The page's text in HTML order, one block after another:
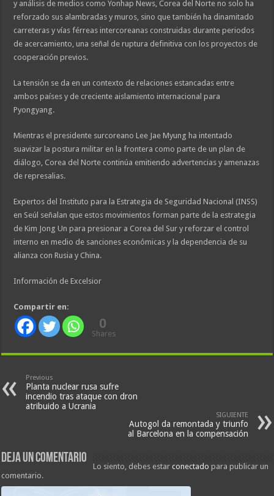
y análisis de medios como Yonhap News, Corea del Norte no solo ha
reforzado sus alambradas y muros, sino que también ha dinamitado
carreteras y vías férreas intercoreanas construidas durante periodos
de acercamiento, una señal de ruptura definitiva con los proyectos de
cooperación previos.
La tensión se da en un contexto de relaciones estancadas entre
ambos países y de creciente aislamiento internacional para
Pyongyang.
Mientras el presidente surcoreano Lee Jae Myung ha intentado
suavizar la postura militar en la frontera como parte de un plan de
diálogo, Corea del Norte continúa emitiendo advertencias y amenazas
de represalias.
Expertos del Instituto para la Estrategia de Seguridad Nacional (INSS)
en Seúl señalan que estos movimientos forman parte de la estrategia
de Kim Jong Un para presionar a Corea del Sur y reforzar el control
interno en medio de sanciones económicas y la dependencia de su
alianza con Rusia y China.
Información de Excelsior
Compartir en:
0
Shares
Previous
Planta nuclear rusa sufre
incendio tras ataque con dron
atribuido a Ucrania
SIGUIENTE
Autogol da remontada y triunfo
al Barcelona en la compensación
Deja un comentario
Lo siento, debes estarconectado para publicar un
comentario.